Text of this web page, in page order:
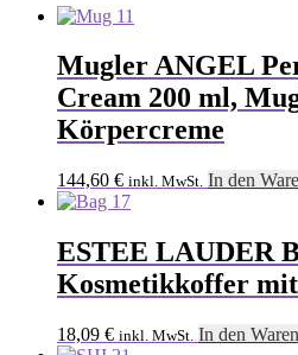
Mugler ANGEL
Cream 200 ml,
Körpercreme
144,60 € inkl. MwSt. In den
ESTEE LAUDER
Kosmetikkoffer mit
18,09 € inkl. MwSt. In den